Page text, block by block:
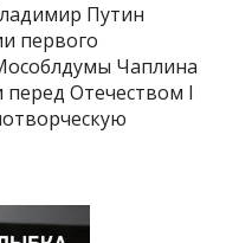
Путин
первого
Чаплина
перед Отечеством I